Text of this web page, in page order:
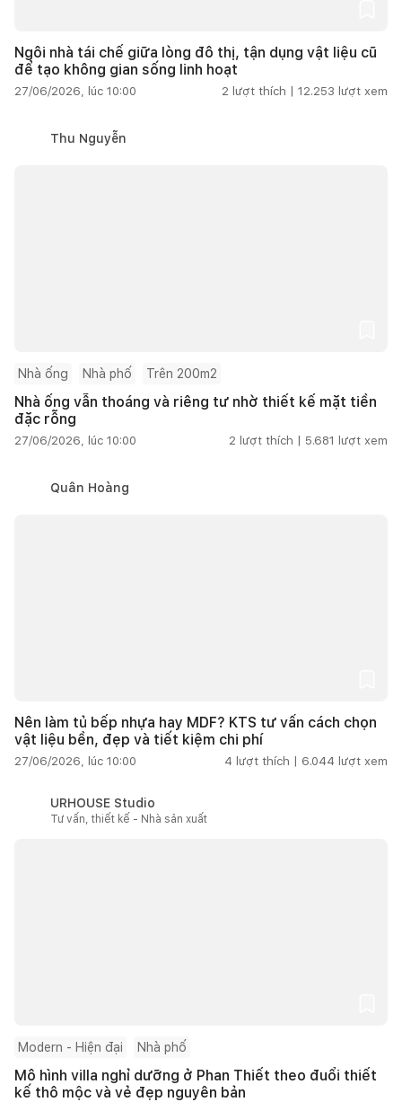
Ngôi nhà tái chế giữa lòng đô thị, tận dụng vật liệu cũ
để tạo không gian sống linh hoạt
27/06/2026, lúc 10:00 2 lượt thích | 12.253 lượt xem
Thu Nguyễn
Nhà ống Nhà phố Trên 200m2
Nhà ống vẫn thoáng và riêng tư nhờ thiết kế mặt tiền
đặc rỗng
27/06/2026, lúc 10:00 2 lượt thích | 5.681 lượt xem
Quân Hoàng
Nên làm tủ bếp nhựa hay MDF? KTS tư vấn cách chọn
vật liệu bền, đẹp và tiết kiệm chi phí
27/06/2026, lúc 10:00 4 lượt thích | 6.044 lượt xem
URHOUSE Studio
Tư vấn, thiết kế - Nhà sản xuất
Modern - Hiện đại Nhà phố
Mô hình villa nghỉ dưỡng ở Phan Thiết theo đuổi thiết
kế thô mộc và vẻ đẹp nguyên bản